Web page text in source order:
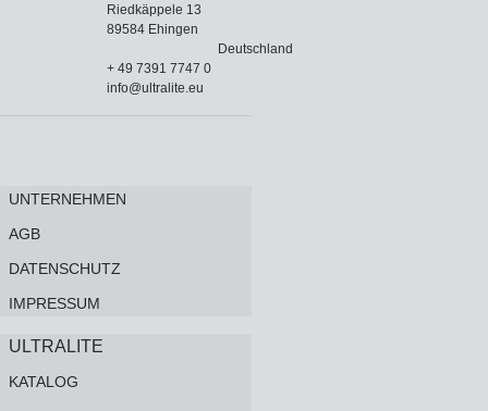
Riedkäppele 13
89584 Ehingen
Deutschland
+ 49 7391 7747 0
info@ultralite.eu
UNTERNEHMEN
AGB
DATENSCHUTZ
IMPRESSUM
ULTRALITE
KATALOG